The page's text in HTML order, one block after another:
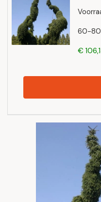
60-80
€